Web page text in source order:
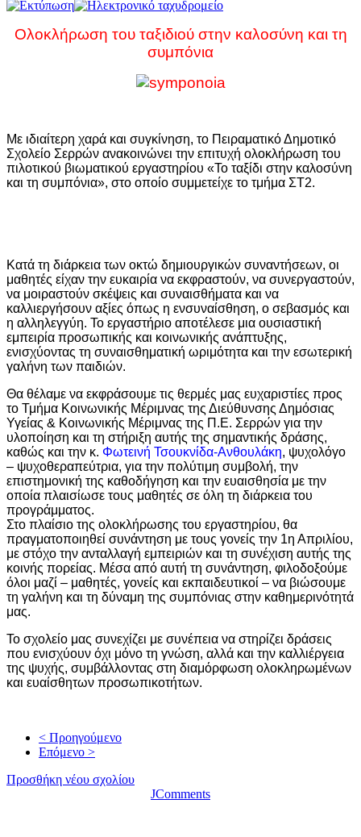
Ολοκλήρωση του ταξιδιού στην καλοσύνη και τη
συμπόνια
Με ιδιαίτερη χαρά και συγκίνηση, το Πειραματικό Δημοτικό
Σχολείο Σερρών ανακοινώνει την επιτυχή ολοκλήρωση του
πιλοτικού βιωματικού εργαστηρίου «Το ταξίδι στην καλοσύνη
και τη συμπόνια», στο οποίο συμμετείχε το τμήμα ΣΤ2.
Κατά τη διάρκεια των οκτώ δημιουργικών συναντήσεων, οι
μαθητές είχαν την ευκαιρία να εκφραστούν, να συνεργαστούν,
να μοιραστούν σκέψεις και συναισθήματα και να
καλλιεργήσουν αξίες όπως η ενσυναίσθηση, ο σεβασμός και
η αλληλεγγύη. Το εργαστήριο αποτέλεσε μια ουσιαστική
εμπειρία προσωπικής και κοινωνικής ανάπτυξης,
ενισχύοντας τη συναισθηματική ωριμότητα και την εσωτερική
γαλήνη των παιδιών.
Θα θέλαμε να εκφράσουμε τις θερμές μας ευχαριστίες προς
το Τμήμα Κοινωνικής Μέριμνας της Διεύθυνσης Δημόσιας
Υγείας & Κοινωνικής Μέριμνας της Π.Ε. Σερρών για την
υλοποίηση και τη στήριξη αυτής της σημαντικής δράσης,
καθώς και την κ. Φωτεινή Τσουκνίδα-Ανθουλάκη, ψυχολόγο
– ψυχοθεραπεύτρια, για την πολύτιμη συμβολή, την
επιστημονική της καθοδήγηση και την ευαισθησία με την
οποία πλαισίωσε τους μαθητές σε όλη τη διάρκεια του
προγράμματος.
Στο πλαίσιο της ολοκλήρωσης του εργαστηρίου, θα
πραγματοποιηθεί συνάντηση με τους γονείς την 1η Απριλίου,
με στόχο την ανταλλαγή εμπειριών και τη συνέχιση αυτής της
κοινής πορείας. Μέσα από αυτή τη συνάντηση, φιλοδοξούμε
όλοι μαζί – μαθητές, γονείς και εκπαιδευτικοί – να βιώσουμε
τη γαλήνη και τη δύναμη της συμπόνιας στην καθημερινότητά
μας.
Το σχολείο μας συνεχίζει με συνέπεια να στηρίζει δράσεις
που ενισχύουν όχι μόνο τη γνώση, αλλά και την καλλιέργεια
της ψυχής, συμβάλλοντας στη διαμόρφωση ολοκληρωμένων
και ευαίσθητων προσωπικοτήτων.
< Προηγούμενο
Επόμενο >
Προσθήκη νέου σχολίου
JComments